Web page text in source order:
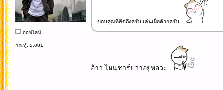
ออฟไลน์
กระทู้: 2,081
ขอบคุณที่คิดถึงครับ เล่นเผื่อด้วยครับ
อ้าว ไหนชาร์ปว่าอยู่หอวะ